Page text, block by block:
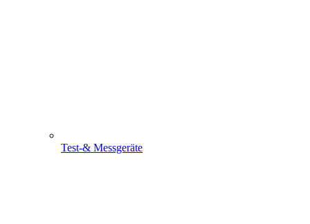
Test-& Messgeräte